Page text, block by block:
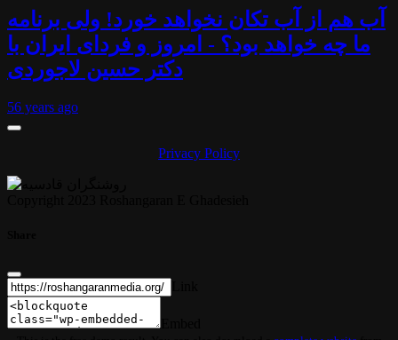
آب هم از آب تکان نخواهد خورد! ولی برنامه
ما چه خواهد بود؟ - امروز و فردای ایران با
دکتر حسین لاجوردی
56 years ago
Privacy Policy